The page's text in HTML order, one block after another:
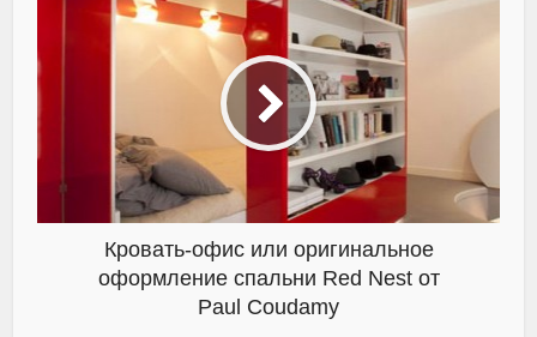
Кровать-офис или оригинальное
оформление спальни Red Nest от
Paul Coudamy